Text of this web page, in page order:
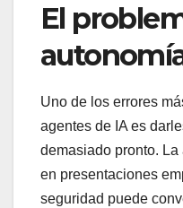
El
Uno de los errores
agentes de IA es
demasiado pronto.
en presentaciones
seguridad puede